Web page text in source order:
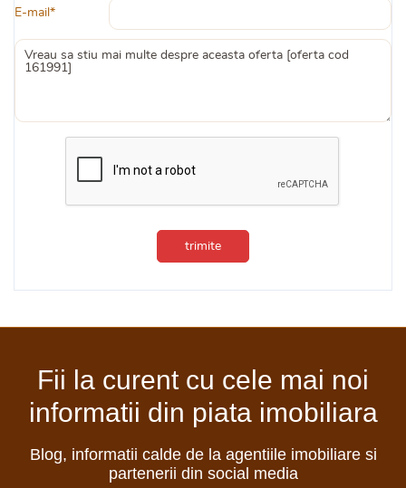
E-mail*
trimite
Fii la curent cu cele mai noi
informatii din piata imobiliara
Blog, informatii calde de la agentiile imobiliare si
partenerii din social media